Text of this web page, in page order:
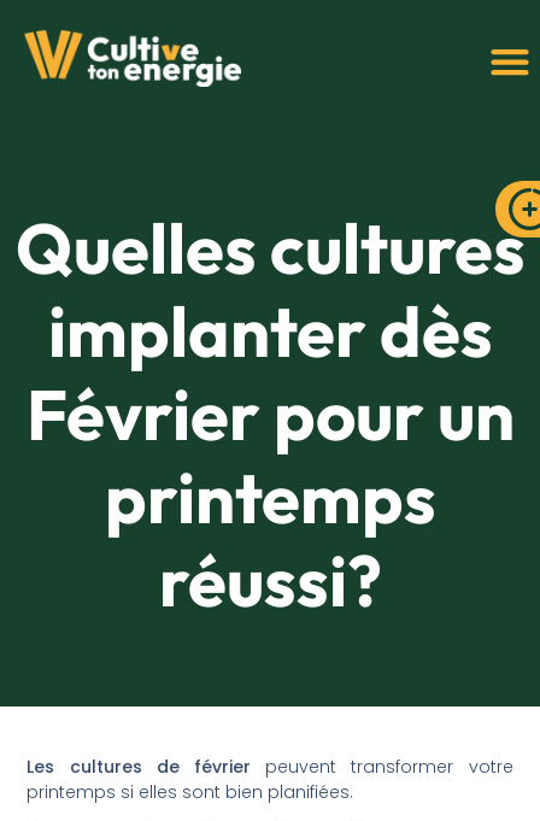
Quelles cultures
implanter dès
Février pour un
printemps
réussi?
Les cultures de février peuvent transformer votre
printemps si elles sont bien planifiées.